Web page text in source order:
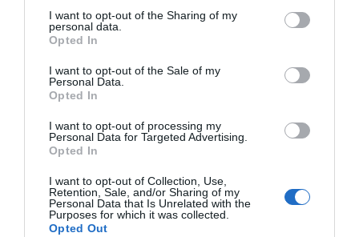
I want to opt-out of the Sharing of my
personal data.
Opted In
I want to opt-out of the Sale of my
Personal Data.
Opted In
I want to opt-out of processing my
Personal Data for Targeted Advertising.
Opted In
I want to opt-out of Collection, Use,
Retention, Sale, and/or Sharing of my
Personal Data that Is Unrelated with the
Purposes for which it was collected.
Opted Out
"Igualmente relevante para los programas PROA
continuóSáez de la Fuente
— fueron los resultados del
ensayo COBRA
único día de antibiótico frente a 4-7 días en colangitis
aguda con drenaje endoscópico exitoso, con además
corto". La ponencia abordó también novedades en el
pipeline antibacteriano y antiviral, avances en
de antimicrobianos en pediatría, datos preliminares
sobre la penetración de rezafungina en líquido
peritoneal en pacientes con candidiasis intraabdominal,